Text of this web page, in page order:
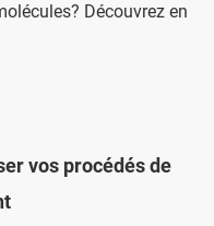
Découvrez en
vos procédés de